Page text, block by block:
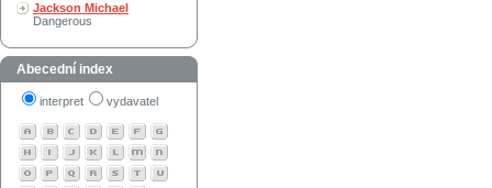
Jackson Michael
Dangerous
Abecední index
interpret vydavatel